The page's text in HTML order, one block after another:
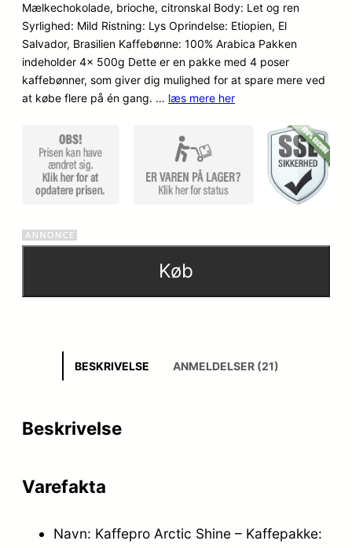
Mælkechokolade, brioche, citronskal Body: Let og ren
Syrlighed: Mild Ristning: Lys Oprindelse: Etiopien, El
Salvador, Brasilien Kaffebønne: 100% Arabica Pakken
indeholder 4x 500g Dette er en pakke med 4 poser
kaffebønner, som giver dig mulighed for at spare mere ved
at købe flere på én gang. … læs mere her
Køb
BESKRIVELSE ANMELDELSER (21)
Beskrivelse
Varefakta
Navn: Kaffepro Arctic Shine – Kaffepakke: